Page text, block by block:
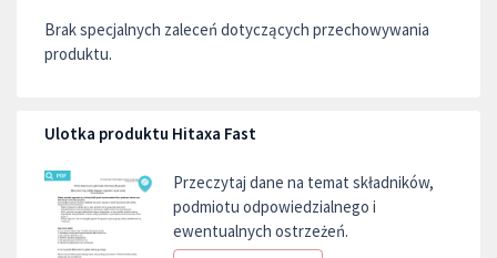
Brak specjalnych zaleceń dotyczących przechowywania
produktu.
Ulotka produktu Hitaxa Fast
Przeczytaj dane na temat składników,
podmiotu odpowiedzialnego i
ewentualnych ostrzeżeń.